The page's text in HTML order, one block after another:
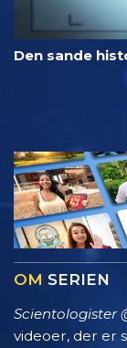
Den sande
OM SERIEN
Scientologister
videoer, der er